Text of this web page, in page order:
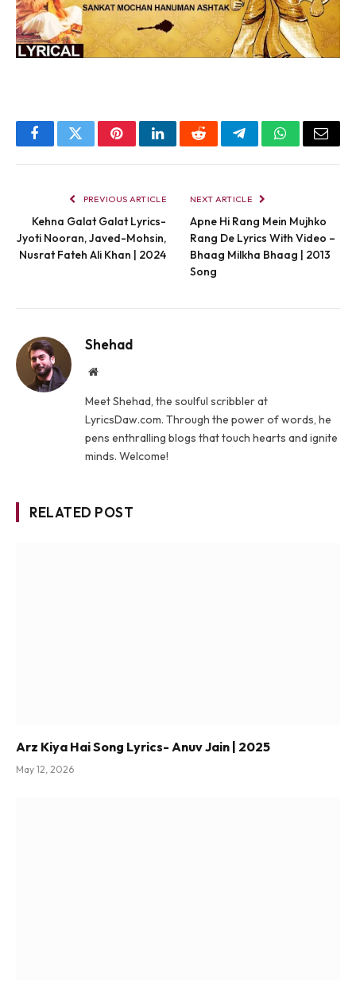
FacebookTwitterPinterestLinkedInRedditTelegramWhatsApp
Email
PREVIOUS ARTICLE
Kehna Galat Galat Lyrics-
Jyoti Nooran, Javed-Mohsin,
Nusrat Fateh Ali Khan | 2024
NEXT ARTICLE
Apne Hi Rang Mein Mujhko
Rang De Lyrics With Video –
Bhaag Milkha Bhaag | 2013
Song
Shehad
Website
Meet Shehad, the soulful scribbler at
LyricsDaw.com. Through the power of words, he
pens enthralling blogs that touch hearts and ignite
minds. Welcome!
RELATED POST
Arz Kiya Hai Song Lyrics- Anuv Jain | 2025
May 12, 2026